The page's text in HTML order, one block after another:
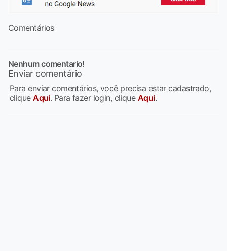
Comentários
Nenhum comentario!
Enviar comentário
Para enviar comentários, você precisa estar cadastrado,
cliqueAqui. Para fazer login, clique Aqui.